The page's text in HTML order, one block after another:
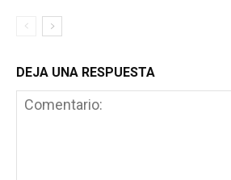
DEJA UNA RESPUESTA